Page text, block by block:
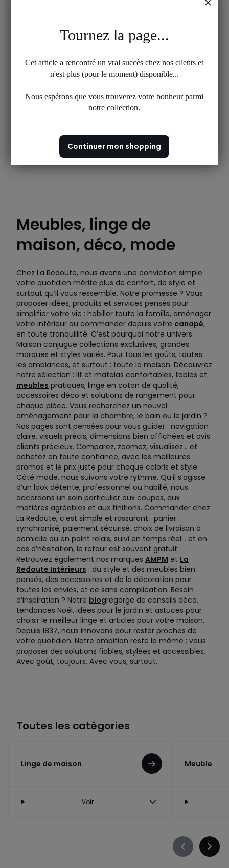
Meubles, linge de
maison, déco, mode
Chez La Redoute, nous avons une conviction simple :
votre quotidien mérite plus de confort, de style et
surtout qu’il vous ressemble. Notre promesse ? Vous
proposer idées, produits et services pensés pour
simplifier votre vie : habiller toute la famille, aménager
votre intérieur ou commander depuis votre canapé,
en toute tranquillité. C’est pourquoi notre univers
Maison conjugue collections exclusives, grandes
marques et styles variés. Pour tous les goûts, toutes
les ambiances, et surtout : toute la maison. Découvrez
notre sélection : lit et matelas confortables, tables et
meubles pratiques, linge en coton de qualité,
accessoires déco et solutions de rangement pour
chaque pièce. Vous recherchez un nouvel
aménagement pour la chambre, le bain ou le jardin ?
Nos pages sont pensées pour vous guider : navigation
claire, visuels précis, dimensions bien affichées et avis
clients précieux. Comparez, zoomez, visualisez… et
achetez en toute confiance, avec les meilleures
promos et le prix juste pour chaque coloris et style.
Côté mode, nous suivons votre rythme. Qu’il s’agisse
d’un look détente, professionnel ou habillé, nous
accordons un soin particulier aux coupes, aux
matières agréables et aux finitions. Commander chez
La Redoute, c’est simple et rassurant : panier
synchronisé, paiement sécurisé, choix de livraison à
domicile ou en point relais, suivi en temps réel… et en
cas d’hésitation, le retour est souvent gratuit.
Retrouvez également nos marques AMPM et La
Redoute Intérieurs : du style et des meubles bien
pensés, des accessoires et de la décoration pour
toutes les envies, et ce sans complication. Besoin
d’inspiration ? Notre blogregorge de conseils déco,
tendances Noël, idées pour le jardin et astuces pour
choisir le meilleur linge et articles pour votre maison.
Depuis 1837, nous innovons pour rester proches de
votre quotidien. Notre ambition reste la même : vous
proposer des solutions fiables, stylées et accessibles.
Avec goût, toujours. Avec vous, surtout.
Toutes les catégories
Linge de maison
Voir
Meuble
Précédent
Tournez la page...
Cet article a rencontré un vrai succès chez nos clients et
n'est plus (pour le moment) disponible...
Nous espérons que vous trouverez votre bonheur parmi
notre collection.
Continuer mon shopping